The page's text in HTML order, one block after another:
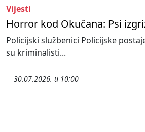
Vijesti
Horror kod Okučana: Psi
Policijski službenici Policijske
su kriminalisti...
30.07.2026. u 10:00